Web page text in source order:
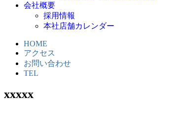
会社概要
採用情報
本社店舗カレンダー
HOME
アクセス
お問い合わせ
TEL
xxxxx